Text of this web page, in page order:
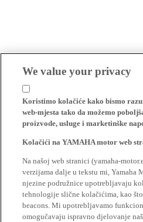
We value your privacy
Koristimo kolačiće kako bismo
web-mjesta tako da možemo
proizvode, usluge i marketinške
Kolačići na YAMAHA motor web
Na našoj web stranici (yamaha-
verzijama dalje u tekstu mi, Yamaha
njezine podružnice upotrebljavaju
tehnologije slične kolačićima, kao
beacons. Mi upotrebljavamo
omogučavaju ispravno djelovanje